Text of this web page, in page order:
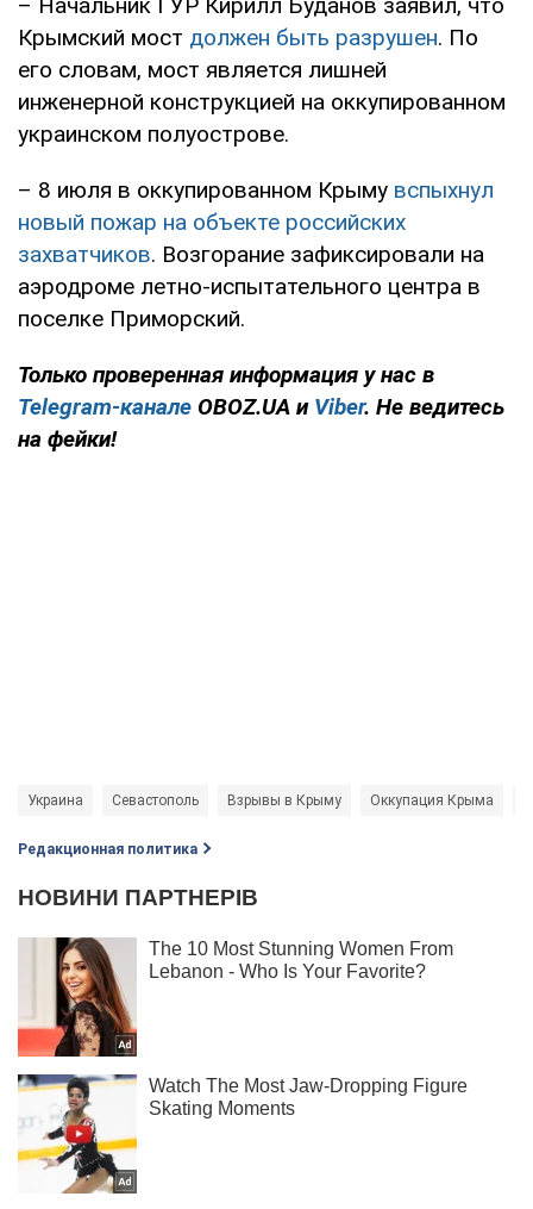
Крымский мост должен быть разрушен. По
его словам, мост является лишней
инженерной конструкцией на оккупированном
украинском полуострове.
– 8 июля в оккупированном Крыму вспыхнул
новый пожар на объекте российских
захватчиков. Возгорание зафиксировали на
аэродроме летно-испытательного центра в
поселке Приморский.
Только проверенная информация у нас в
Telegram-канале OBOZ.UA и Viber. Не ведитесь
на фейки!
Украина Севастополь Взрывы в Крыму Оккупация Крыма
Редакционная политика